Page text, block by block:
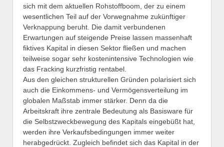
sich mit dem aktuellen Rohstoffboom, der zu einem
wesentlichen Teil auf der Vorwegnahme zukünftiger
Verknappung beruht. Die damit verbundenen
Erwartungen auf steigende Preise lassen massenhaft
fiktives Kapital in diesen Sektor fließen und machen
teilweise sogar sehr kostenintensive Technologien wie
das Fracking kurzfristig rentabel.
Aus den gleichen strukturellen Gründen polarisiert sich
auch die Einkommens- und Vermögensverteilung im
globalen Maßstab immer stärker. Denn da die
Arbeitskraft ihre zentrale Bedeutung als Basisware für
die Selbstzweckbewegung des Kapitals eingebüßt hat,
werden ihre Verkaufsbedingungen immer weiter
herabgedrückt. Zugleich befindet sich das Kapital in der